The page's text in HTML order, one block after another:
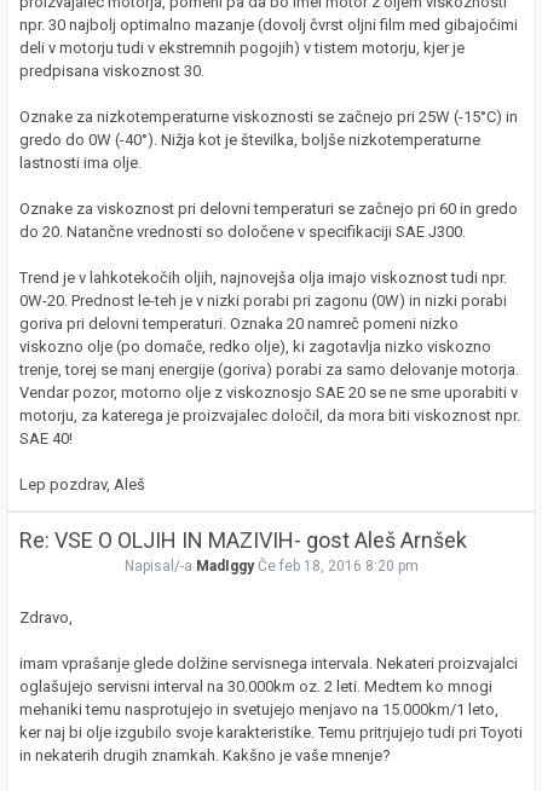
npr. 30 najbolj optimalno mazanje (dovolj čvrst oljni film med gibajočimi
deli v motorju tudi v ekstremnih pogojih) v tistem motorju, kjer je
predpisana viskoznost 30.
Oznake za nizkotemperaturne viskoznosti se začnejo pri 25W (-15°C) in
gredo do 0W (-40°). Nižja kot je številka, boljše nizkotemperaturne
lastnosti ima olje.
Oznake za viskoznost pri delovni temperaturi se začnejo pri 60 in gredo
do 20. Natančne vrednosti so določene v specifikaciji SAE J300.
Trend je v lahkotekočih oljih, najnovejša olja imajo viskoznost tudi npr.
0W-20. Prednost le-teh je v nizki porabi pri zagonu (0W) in nizki porabi
goriva pri delovni temperaturi. Oznaka 20 namreč pomeni nizko
viskozno olje (po domače, redko olje), ki zagotavlja nizko viskozno
trenje, torej se manj energije (goriva) porabi za samo delovanje motorja.
Vendar pozor, motorno olje z viskoznosjo SAE 20 se ne sme uporabiti v
motorju, za katerega je proizvajalec določil, da mora biti viskoznost npr.
SAE 40!
Lep pozdrav, Aleš
Re: VSE O OLJIH IN MAZIVIH- gost Aleš Arnšek
Napisal/-a MadIggy Če feb 18, 2016 8:20 pm
Zdravo,
imam vprašanje glede dolžine servisnega intervala. Nekateri proizvajalci
oglašujejo servisni interval na 30.000km oz. 2 leti. Medtem ko mnogi
mehaniki temu nasprotujejo in svetujejo menjavo na 15.000km/1 leto,
ker naj bi olje izgubilo svoje karakteristike. Temu pritrjujejo tudi pri Toyoti
in nekaterih drugih znamkah. Kakšno je vaše mnenje?